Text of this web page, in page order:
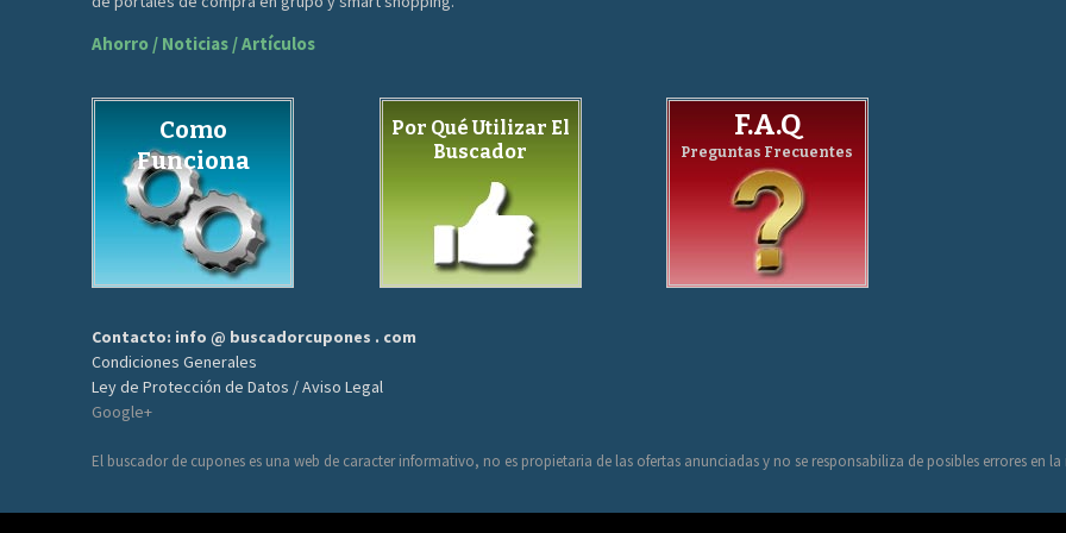
Ahorro / Noticias / Artículos
Como
Funciona
Por Qué Utilizar El
Buscador
F.A.Q
Preguntas Frecuentes
Contacto: info @ buscadorcupones . com
Condiciones Generales
Ley de Protección de Datos / Aviso Legal
Google+
El buscador de cupones es una web de caracter informativo, no es propietaria de las ofertas anunciadas y no se responsabiliza de posibles errores en